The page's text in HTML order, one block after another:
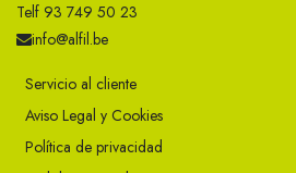
Telf 93 749 50 23
info@alfil.be
Servicio al cliente
Aviso Legal y Cookies
Política de privacidad